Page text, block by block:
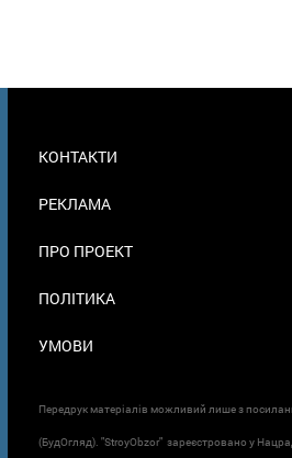
В
КОНТАКТИ
РЕКЛАМА
ПРО ПРОЕКТ
ПОЛІТИКА
УМОВИ
Передрук матеріалів можливий лише з
(БудОгляд). "StroyObzor" зареєстровано у